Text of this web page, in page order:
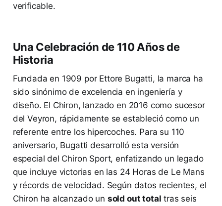
verificable.
Una Celebración de 110 Años de
Historia
Fundada en 1909 por Ettore Bugatti, la marca ha
sido sinónimo de excelencia en ingeniería y
diseño. El Chiron, lanzado en 2016 como sucesor
del Veyron, rápidamente se estableció como un
referente entre los hipercoches. Para su 110
aniversario, Bugatti desarrolló esta versión
especial del Chiron Sport, enfatizando un legado
que incluye victorias en las 24 Horas de Le Mans
y récords de velocidad. Según datos recientes, el
Chiron ha alcanzado un sold out total tras seis